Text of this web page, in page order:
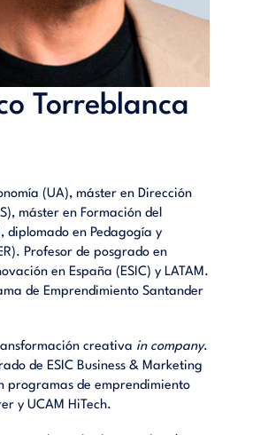
Jaramillo.- Introducción.- 1.
Jobs to Be done.- 2. La importancia
3. Identificación de necesidades
Diferencia entre problemas y trabajos
para aplicar Jobs to be Done.- 6.
en el mundo real.- 7. Errores comunes
Be Done.- 8. Integración con
El papel del equipo en la
de productos y servicios.- 12.
de Jobs to Be Done.- 13.
sobre la efectividad de la
Done.- Glosario de términos.
Torreblanca
(UA), máster en Dirección
máster en Formación del
diplomado en Pedagogía y
Profesor de posgrado en
en España (ESIC) y LATAM.
de Emprendimiento Santander
creativa in company.
de ESIC Business & Marketing
programas de emprendimiento
y UCAM HiTech.